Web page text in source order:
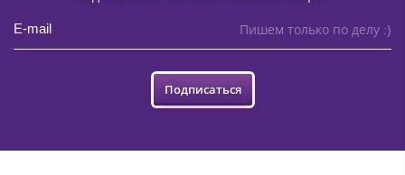
Пишем только по делу :)
Подписаться